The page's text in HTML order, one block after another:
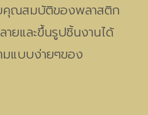
คุณสมบัติของพลาสติก
ายและขึ้นรูปชิ้นงานได้
มแบบง่ายๆของ